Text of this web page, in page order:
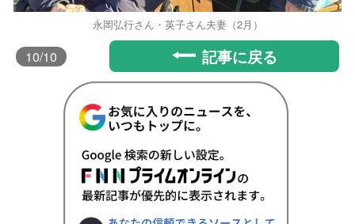
永岡弘行さん・英子さん夫妻（2月）
10/10 記事に戻る